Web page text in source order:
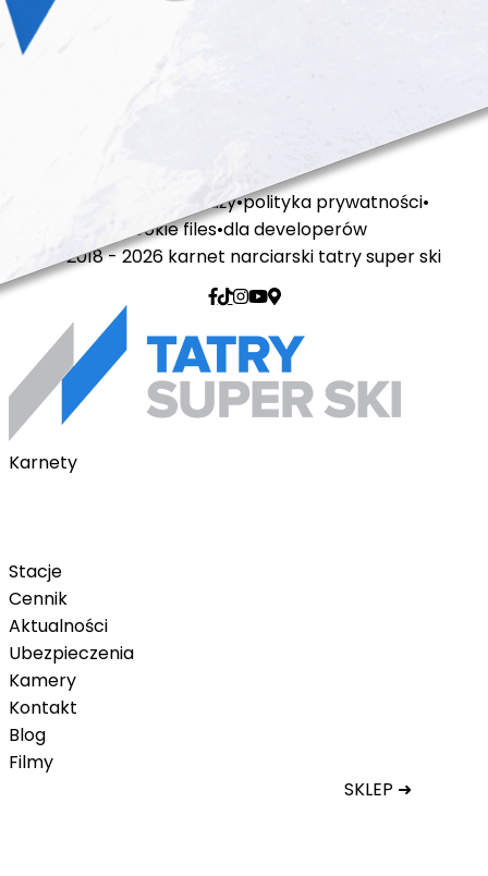
regulamin sprzedaży polityka prywatności
cookie files dla developerów
© 2018 - 2026 karnet narciarski tatry super ski
Karnety
Stacje
Cennik
Aktualności
Ubezpieczenia
Kamery
Kontakt
Blog
Filmy
SKLEP